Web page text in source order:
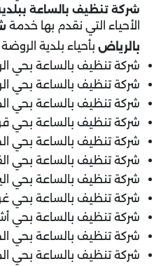
شركة تنظيف بالساعة ب
الأحياء التي نقدم بها خدمة
بالرياض بأحياء بلدية
شركة تنظيف بالساعة بحي
شركة تنظيف بالساعة بحي
شركة تنظيف بالساعة بحي
شركة تنظيف بالساعة بحي
شركة تنظيف بالساعة بحي
شركة تنظيف بالساعة بحي
شركة تنظيف بالساعة بحي
شركة تنظيف بالساعة بحي
شركة تنظيف بالساعة بحي
شركة تنظيف بالساعة بحي
شركة تنظيف بالساعة بحي